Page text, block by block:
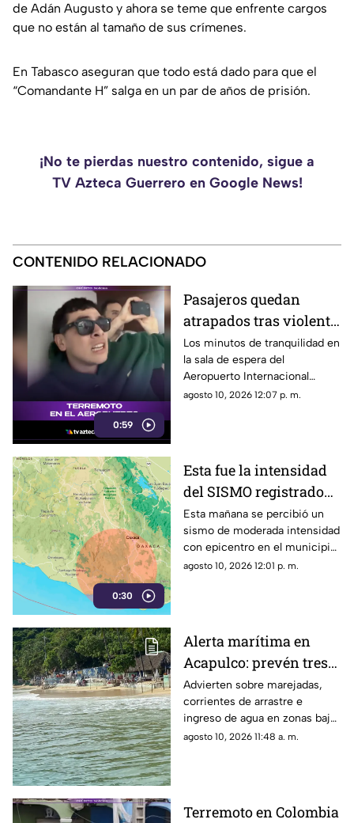
de Adán Augusto y ahora se teme que enfrente cargos
que no están al tamaño de sus crímenes.
En Tabasco aseguran que todo está dado para que el
“Comandante H” salga en un par de años de prisión.
¡No te pierdas nuestro contenido, sigue a
TV Azteca Guerrero en Google News!
CONTENIDO RELACIONADO
0:59
Pasajeros quedan
atrapados tras violento
Terremoto en el
aeropuerto de Colombia
Los minutos de tranquilidad en
la sala de espera del
Aeropuerto Internacional
Matecaña de Pereira se
en la región.
agosto 10, 2026 12:07 p. m.
0:30
Esta fue la intensidad
del SISMO registrado
hoy 10 de agosto en
Oaxaca
Esta mañana se percibió un
sismo de moderada intensidad
con epicentro en el municipio
de Río Grande, Oaxaca; así fue
agosto 10, 2026 12:01 p. m.
Alerta marítima en
Acapulco: prevén tres
días de fuerte oleaje
Advierten sobre marejadas,
corrientes de arrastre e
ingreso de agua en zonas bajas
desde las costas de Chiapas
agosto 10, 2026 11:48 a. m.
Terremoto en Colombia